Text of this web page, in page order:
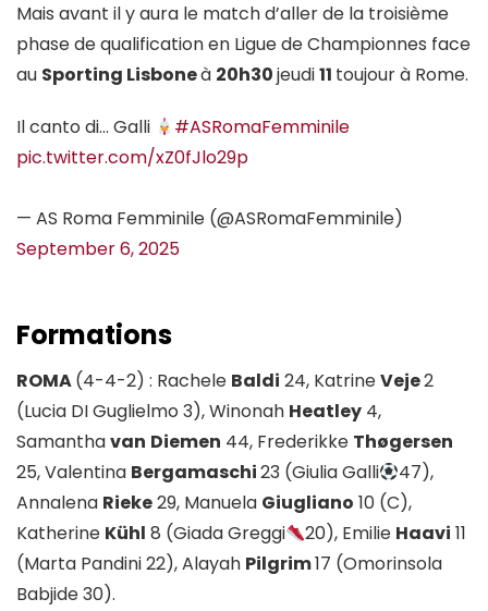
Mais avant il y aura le match d’aller de la troisième
phase de qualification en Ligue de Championnes face
au Sporting Lisboneà 20h30jeudi11 toujour à Rome.
Il canto di… Galli
#ASRomaFemminile
pic.twitter.com/xZ0fJlo29p
— AS Roma Femminile (@ASRomaFemminile)
September 6, 2025
Formations
ROMA(4-4-2) : Rachele Baldi 24, KatrineVeje2
(Lucia DI Guglielmo 3), Winonah Heatley 4,
Samanthavan Diemen 44, Frederikke Thøgersen
25, Valentina Bergamaschi23 (Giulia Galli
47),
Annalena Rieke29, Manuela Giugliano 10 (C),
Katherine Kühl 8 (Giada Greggi 20), Emilie Haavi 11
(Marta Pandini 22), Alayah Pilgrim17 (Omorinsola
Babjide 30).